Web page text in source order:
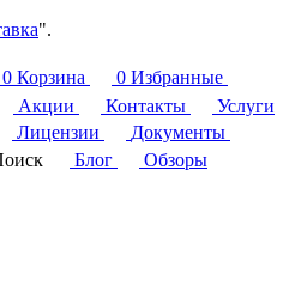
".
0 Корзина 0 Избранные
Акции Контакты
Услуги
Лицензии
Документы
Блог
Обзоры